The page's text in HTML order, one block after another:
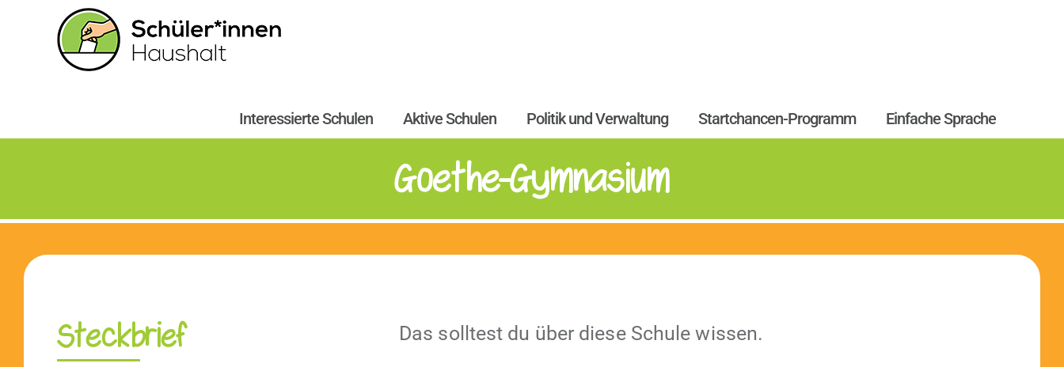
springen
Interessierte Schulen Aktive Schulen Politik und Verwaltung Startchancen-Programm Einfache Sprache
Goethe-Gymnasium
Steckbrief Das soll­test du über diese Schule wissen.